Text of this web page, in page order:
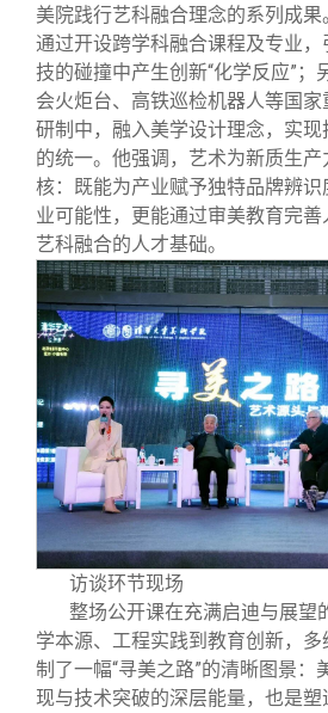
美院践行艺科融合理念的系列成
通过开设跨学科融合课程及专业
技的碰撞中产生创新“化学反应”；
会火炬台、高铁巡检机器人等国
研制中，融入美学设计理念，实
的统一。他强调，艺术为新质生
核：既能为产业赋予独特品牌辨
业可能性，更能通过审美教育完
艺科融合的人才基础。
访谈环节现场
整场公开课在充满启迪与展望
学本源、工程实践到教育创新，
制了一幅“寻美之路”的清晰图景：
现与技术突破的深层能量，也是